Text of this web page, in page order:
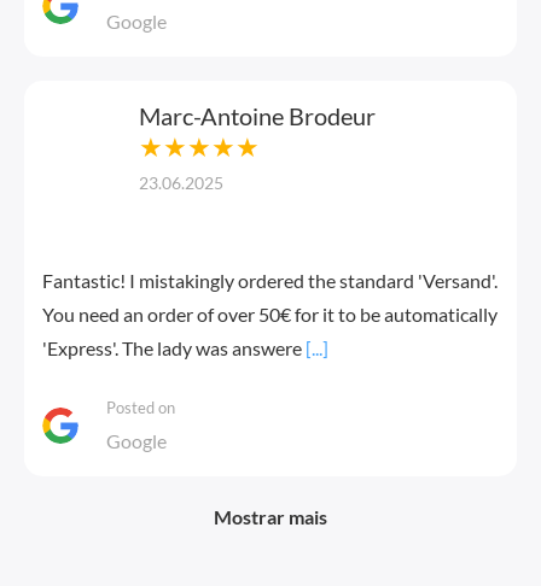
Google
Marc-Antoine Brodeur
★★★★★
23.06.2025
Fantastic! I mistakingly ordered the standard 'Versand'.
You need an order of over 50€ for it to be automatically
'Express'. The lady was answere [...]
Posted on
Google
Mostrar mais